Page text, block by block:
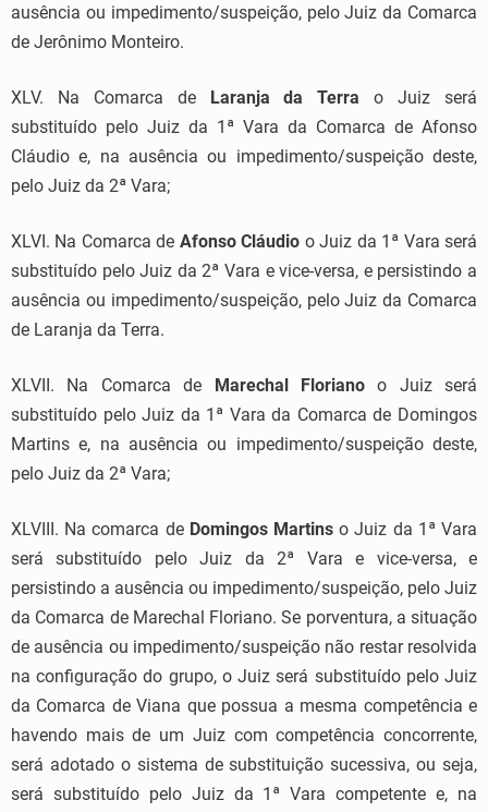
ausência ou impedimento/suspeição, pelo Juiz da Comarca
de Jerônimo Monteiro.
XLV. Na Comarca de Laranja da Terra o Juiz será
substituído pelo Juiz da 1ª Vara da Comarca de Afonso
Cláudio e, na ausência ou impedimento/suspeição deste,
pelo Juiz da 2ª Vara;
XLVI. Na Comarca de Afonso Cláudio o Juiz da 1ª Vara será
substituído pelo Juiz da 2ª Vara e vice-versa, e persistindo a
ausência ou impedimento/suspeição, pelo Juiz da Comarca
de Laranja da Terra.
XLVII. Na Comarca de Marechal Florianoo Juiz será
substituído pelo Juiz da 1ª Vara da Comarca de Domingos
Martins e, na ausência ou impedimento/suspeição deste,
pelo Juiz da 2ª Vara;
XLVIII. Na comarca de Domingos Martins o Juiz da 1ª Vara
será substituído pelo Juiz da 2ª Vara e vice-versa, e
persistindo a ausência ou impedimento/suspeição, pelo Juiz
da Comarca de Marechal Floriano. Se porventura, a situação
de ausência ou impedimento/suspeição não restar resolvida
na configuração do grupo, o Juiz será substituído pelo Juiz
da Comarca de Viana que possua a mesma competência e
havendo mais de um Juiz com competência concorrente,
será adotado o sistema de substituição sucessiva, ou seja,
será substituído pelo Juiz da 1ª Vara competente e, na